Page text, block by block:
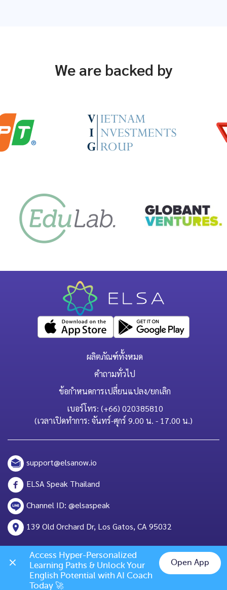
We are backed by
ผลิตภัณฑ์ทั้งหมด
คำถามทั่วไป
ข้อกำหนดการเปลี่ยนแปลง/ยกเลิก
เบอร์โทร: (+66) 020385810
(เวลาเปิดทำการ: จันทร์-ศุกร์ 9.00 น. - 17.00 น.)
support@elsanow.io
ELSA Speak Thailand
Channel ID: @elsaspeak
139 Old Orchard Dr, Los Gatos, CA 95032
Chat on LINE
Access Hyper-Personalized
Learning Paths & Unlock Your
English Potential with AI Coach
Today 🚀
Open App